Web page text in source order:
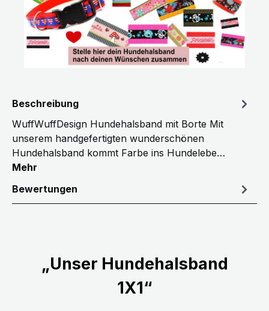
Beschreibung
WuffWuffDesign Hundehalsband mit Borte Mit
unserem handgefertigten wunderschönen
Hundehalsband kommt Farbe ins Hundelebe…
Mehr
Bewertungen
„Unser Hundehalsband
1X1“